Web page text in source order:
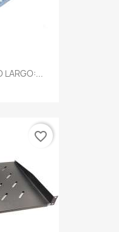
LARGO:...
favorite_border